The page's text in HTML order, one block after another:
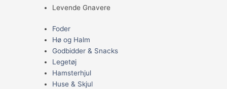
Levende Gnavere
Foder
Hø og Halm
Godbidder & Snacks
Legetøj
Hamsterhjul
Huse & Skjul